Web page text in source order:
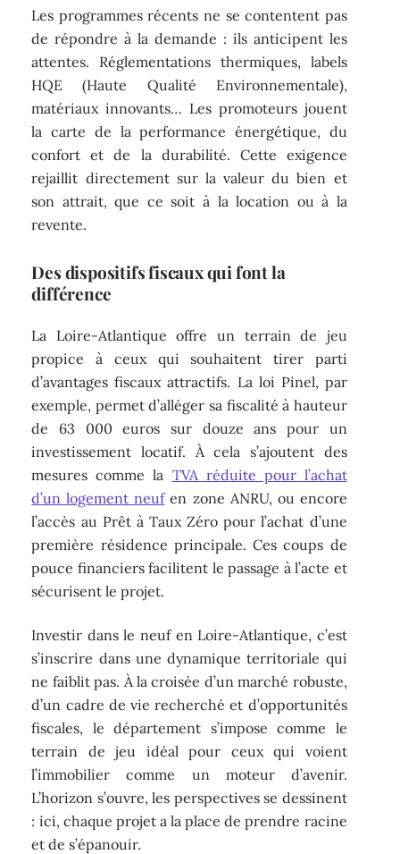
Les programmes récents ne se contentent pas
de répondre à la demande : ils anticipent les
attentes. Réglementations thermiques, labels
HQE (Haute Qualité Environnementale),
matériaux innovants… Les promoteurs jouent
la carte de la performance énergétique, du
confort et de la durabilité. Cette exigence
rejaillit directement sur la valeur du bien et
son attrait, que ce soit à la location ou à la
revente.
Des dispositifs fiscaux qui font la
différence
La Loire-Atlantique offre un terrain de jeu
propice à ceux qui souhaitent tirer parti
d’avantages fiscaux attractifs. La loi Pinel, par
exemple, permet d’alléger sa fiscalité à hauteur
de 63 000 euros sur douze ans pour un
investissement locatif. À cela s’ajoutent des
mesures comme la TVA réduite pour l’achat
d’un logement neufen zone ANRU, ou encore
l’accès au Prêt à Taux Zéro pour l’achat d’une
première résidence principale. Ces coups de
pouce financiers facilitent le passage à l’acte et
sécurisent le projet.
Investir dans le neuf en Loire-Atlantique, c’est
s’inscrire dans une dynamique territoriale qui
ne faiblit pas. À la croisée d’un marché robuste,
d’un cadre de vie recherché et d’opportunités
fiscales, le département s’impose comme le
terrain de jeu idéal pour ceux qui voient
l’immobilier comme un moteur d’avenir.
L’horizon s’ouvre, les perspectives se dessinent
: ici, chaque projet a la place de prendre racine
et de s’épanouir.